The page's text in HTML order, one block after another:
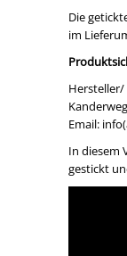
Die
im
Hersteller/
Email:
In diesem
gestickt